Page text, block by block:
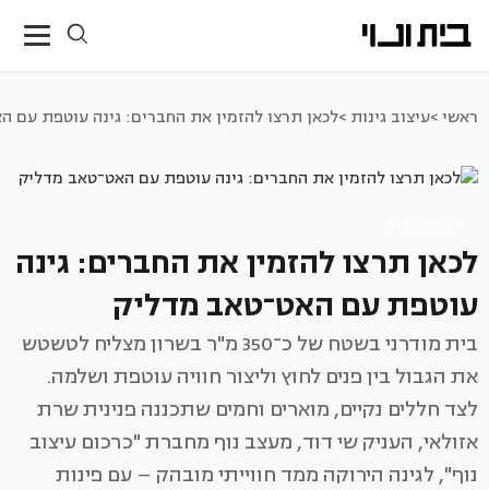
ראשי >עיצוב גינות >לכאן תרצו להזמין את החברים: גינה עוטפת עם
לכאן תרצו להזמין את החברים: גינה
עוטפת עם האט־טאב מדליק
בית מודרני בשטח של כ־350 מ"ר בשרון מצליח לטשטש
את הגבול בין פנים לחוץ וליצור חוויה עוטפת ושלמה.
לצד חללים נקיים, מוארים וחמים שתכננה פנינית שרת
אזולאי, העניק שי דוד, מעצב נוף מחברת "כרכום עיצוב
נוף", לגינה הירוקה ממד חווייתי מובהק – עם פינות